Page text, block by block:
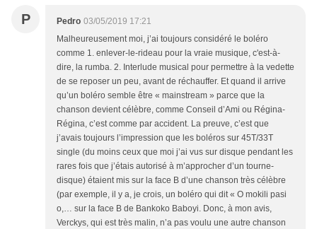
P Pedro 03/05/2019 17:21
Malheureusement moi, j’ai toujours considéré le boléro
comme 1. enlever-le-rideau pour la vraie musique, c'est-à-
dire, la rumba. 2. Interlude musical pour permettre à la vedette
de se reposer un peu, avant de réchauffer. Et quand il arrive
qu’un boléro semble être « mainstream » parce que la
chanson devient célèbre, comme Conseil d’Ami ou Régina-
Régina, c’est comme par accident. La preuve, c’est que
j’avais toujours l’impression que les boléros sur 45T/33T
single (du moins ceux que moi j’ai vus sur disque pendant les
rares fois que j’étais autorisé à m’approcher d’un tourne-
disque) étaient mis sur la face B d’une chanson très célèbre
(par exemple, il y a, je crois, un boléro qui dit « O mokili pasi
o,… sur la face B de Bankoko Baboyi. Donc, à mon avis,
Verckys, qui est très malin, n’a pas voulu une autre chanson